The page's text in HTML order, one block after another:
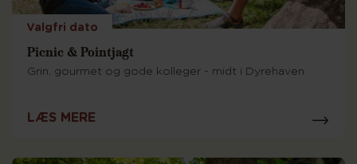
Valgfri dato
Picnic & Pointjagt
Grin, gourmet og gode kolleger - midt i Dyrehaven
LÆS MERE